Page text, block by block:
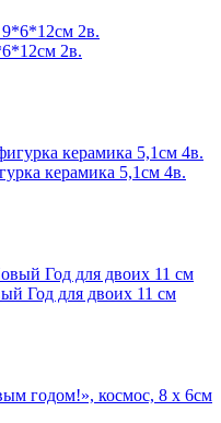
2в.
керамика 5,1см 4в.
Год для двоих 11 см